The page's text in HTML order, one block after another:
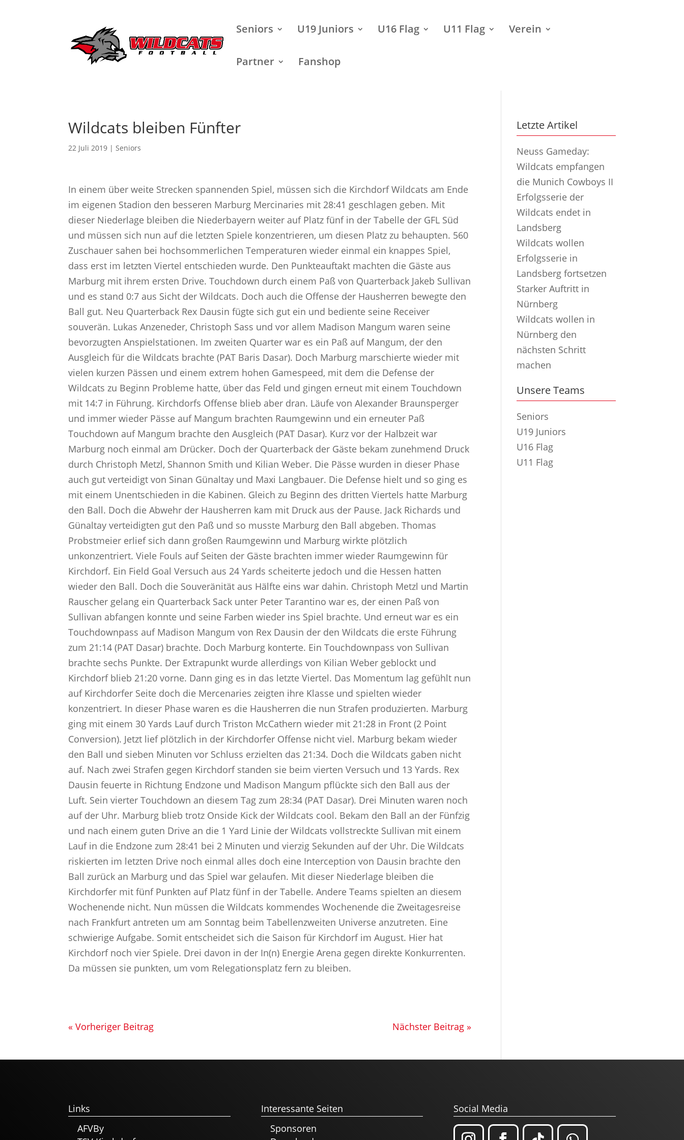
Seniors U19 Juniors U16 Flag U11 Flag Verein
Partner Fanshop
Wildcats bleiben Fünfter
22 Juli 2019 |Seniors
In einem über weite Strecken spannenden Spiel, müssen sich die Kirchdorf Wildcats am Ende
im eigenen Stadion den besseren Marburg Mercinaries mit 28:41 geschlagen geben. Mit
dieser Niederlage bleiben die Niederbayern weiter auf Platz fünf in der Tabelle der GFL Süd
und müssen sich nun auf die letzten Spiele konzentrieren, um diesen Platz zu behaupten. 560
Zuschauer sahen bei hochsommerlichen Temperaturen wieder einmal ein knappes Spiel,
dass erst im letzten Viertel entschieden wurde. Den Punkteauftakt machten die Gäste aus
Marburg mit ihrem ersten Drive. Touchdown durch einem Paß von Quarterback Jakeb Sullivan
und es stand 0:7 aus Sicht der Wildcats. Doch auch die Offense der Hausherren bewegte den
Ball gut. Neu Quarterback Rex Dausin fügte sich gut ein und bediente seine Receiver
souverän. Lukas Anzeneder, Christoph Sass und vor allem Madison Mangum waren seine
bevorzugten Anspielstationen. Im zweiten Quarter war es ein Paß auf Mangum, der den
Ausgleich für die Wildcats brachte (PAT Baris Dasar). Doch Marburg marschierte wieder mit
vielen kurzen Pässen und einem extrem hohen Gamespeed, mit dem die Defense der
Wildcats zu Beginn Probleme hatte, über das Feld und gingen erneut mit einem Touchdown
mit 14:7 in Führung. Kirchdorfs Offense blieb aber dran. Läufe von Alexander Braunsperger
und immer wieder Pässe auf Mangum brachten Raumgewinn und ein erneuter Paß
Touchdown auf Mangum brachte den Ausgleich (PAT Dasar). Kurz vor der Halbzeit war
Marburg noch einmal am Drücker. Doch der Quarterback der Gäste bekam zunehmend Druck
durch Christoph Metzl, Shannon Smith und Kilian Weber. Die Pässe wurden in dieser Phase
auch gut verteidigt von Sinan Günaltay und Maxi Langbauer. Die Defense hielt und so ging es
mit einem Unentschieden in die Kabinen. Gleich zu Beginn des dritten Viertels hatte Marburg
den Ball. Doch die Abwehr der Hausherren kam mit Druck aus der Pause. Jack Richards und
Günaltay verteidigten gut den Paß und so musste Marburg den Ball abgeben. Thomas
Probstmeier erlief sich dann großen Raumgewinn und Marburg wirkte plötzlich
unkonzentriert. Viele Fouls auf Seiten der Gäste brachten immer wieder Raumgewinn für
Kirchdorf. Ein Field Goal Versuch aus 24 Yards scheiterte jedoch und die Hessen hatten
wieder den Ball. Doch die Souveränität aus Hälfte eins war dahin. Christoph Metzl und Martin
Rauscher gelang ein Quarterback Sack unter Peter Tarantino war es, der einen Paß von
Sullivan abfangen konnte und seine Farben wieder ins Spiel brachte. Und erneut war es ein
Touchdownpass auf Madison Mangum von Rex Dausin der den Wildcats die erste Führung
zum 21:14 (PAT Dasar) brachte. Doch Marburg konterte. Ein Touchdownpass von Sullivan
brachte sechs Punkte. Der Extrapunkt wurde allerdings von Kilian Weber geblockt und
Kirchdorf blieb 21:20 vorne. Dann ging es in das letzte Viertel. Das Momentum lag gefühlt nun
auf Kirchdorfer Seite doch die Mercenaries zeigten ihre Klasse und spielten wieder
konzentriert. In dieser Phase waren es die Hausherren die nun Strafen produzierten. Marburg
ging mit einem 30 Yards Lauf durch Triston McCathern wieder mit 21:28 in Front (2 Point
Conversion). Jetzt lief plötzlich in der Kirchdorfer Offense nicht viel. Marburg bekam wieder
den Ball und sieben Minuten vor Schluss erzielten das 21:34. Doch die Wildcats gaben nicht
auf. Nach zwei Strafen gegen Kirchdorf standen sie beim vierten Versuch und 13 Yards. Rex
Dausin feuerte in Richtung Endzone und Madison Mangum pflückte sich den Ball aus der
Luft. Sein vierter Touchdown an diesem Tag zum 28:34 (PAT Dasar). Drei Minuten waren noch
auf der Uhr. Marburg blieb trotz Onside Kick der Wildcats cool. Bekam den Ball an der Fünfzig
und nach einem guten Drive an die 1 Yard Linie der Wildcats vollstreckte Sullivan mit einem
Lauf in die Endzone zum 28:41 bei 2 Minuten und vierzig Sekunden auf der Uhr. Die Wildcats
riskierten im letzten Drive noch einmal alles doch eine Interception von Dausin brachte den
Ball zurück an Marburg und das Spiel war gelaufen. Mit dieser Niederlage bleiben die
Kirchdorfer mit fünf Punkten auf Platz fünf in der Tabelle. Andere Teams spielten an diesem
Wochenende nicht. Nun müssen die Wildcats kommendes Wochenende die Zweitagesreise
nach Frankfurt antreten um am Sonntag beim Tabellenzweiten Universe anzutreten. Eine
schwierige Aufgabe. Somit entscheidet sich die Saison für Kirchdorf im August. Hier hat
Kirchdorf noch vier Spiele. Drei davon in der In(n) Energie Arena gegen direkte Konkurrenten.
Da müssen sie punkten, um vom Relegationsplatz fern zu bleiben.
« Vorheriger Beitrag Nächster Beitrag »
Letzte Artikel
Neuss Gameday:
Wildcats empfangen
die Munich Cowboys II
Erfolgsserie der
Wildcats endet in
Landsberg
Wildcats wollen
Erfolgsserie in
Landsberg fortsetzen
Starker Auftritt in
Nürnberg
Wildcats wollen in
Nürnberg den
nächsten Schritt
machen
Unsere Teams
Seniors
U19 Juniors
U16 Flag
U11 Flag
Links
AFVBy
Interessante Seiten
Sponsoren
Social Media